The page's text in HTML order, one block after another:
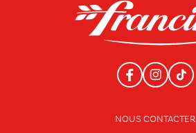
NOUS CONTACTER